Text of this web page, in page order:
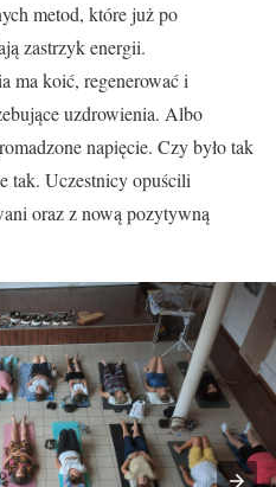
metod, które już po
zastrzyk energii.
ma koić, regenerować i
uzdrowienia. Albo
napięcie. Czy było tak
tak. Uczestnicy opuścili
oraz z nową pozytywną